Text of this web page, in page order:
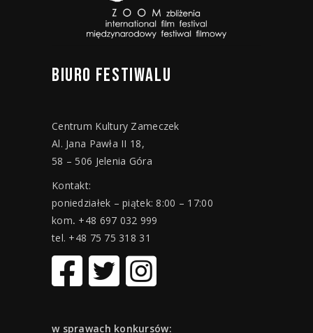
BIURO FESTIWALU
Centrum Kultury Zameczek
Al. Jana Pawła II 18,
58 – 506 Jelenia Góra
Kontakt:
poniedziałek – piątek: 8:00 – 17:00
kom. +48 697 032 999
tel. +48 75 75 318 31
w sprawach konkursów: